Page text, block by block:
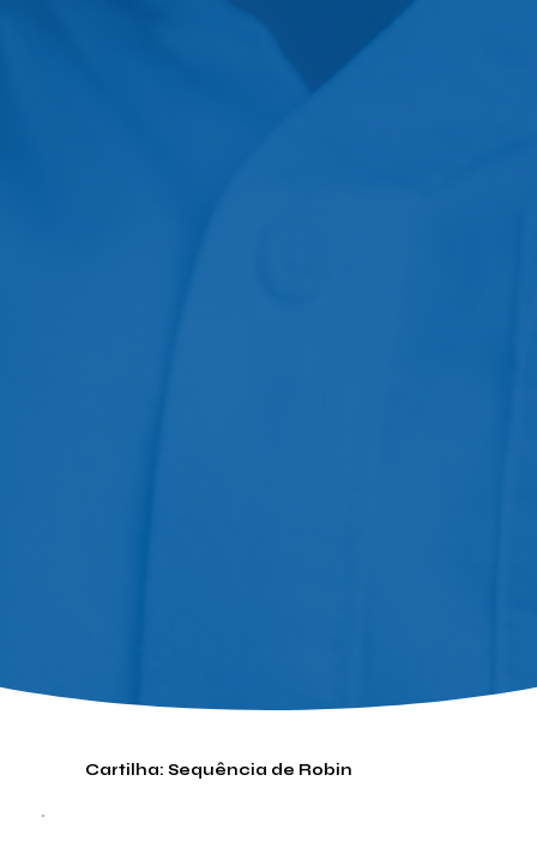
Cartilha: Sequência de Robin